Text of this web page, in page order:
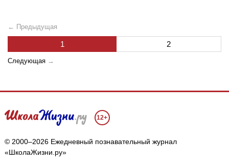
← Предыдущая
1 2
Следующая →
12+
© 2000–2026 Ежедневный познавательный журнал
«ШколаЖизни.ру»